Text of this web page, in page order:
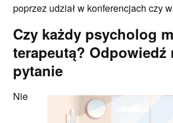
poprzez udział w konferencjach czy
Czy każdy psycholog
terapeutą? Odpowiedź
pytanie
Nie